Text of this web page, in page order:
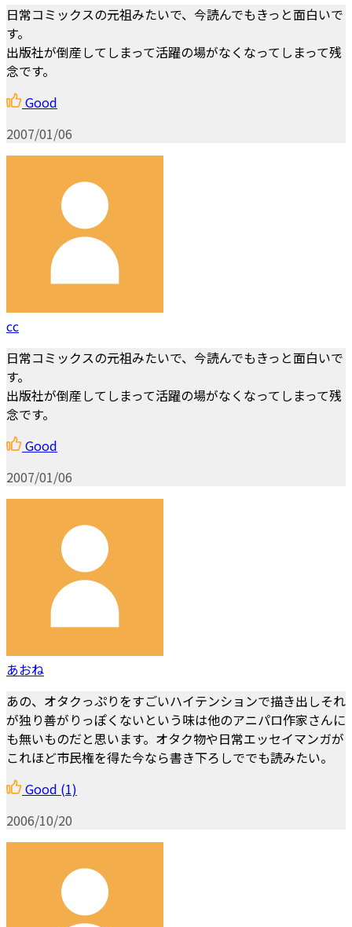
日常コミックスの元祖みたいで、今読んでもきっと面白いで
す。
出版社が倒産してしまって活躍の場がなくなってしまって残
念です。
Good
2007/01/06
cc
日常コミックスの元祖みたいで、今読んでもきっと面白いで
す。
出版社が倒産してしまって活躍の場がなくなってしまって残
念です。
Good
2007/01/06
あおね
あの、オタクっぷりをすごいハイテンションで描き出しそれ
が独り善がりっぽくないという味は他のアニパロ作家さんに
も無いものだと思います。オタク物や日常エッセイマンガが
これほど市民権を得た今なら書き下ろしででも読みたい。
Good (1)
2006/10/20